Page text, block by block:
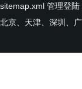
sitemap.xml 管理登陆
京、天津、深圳、广